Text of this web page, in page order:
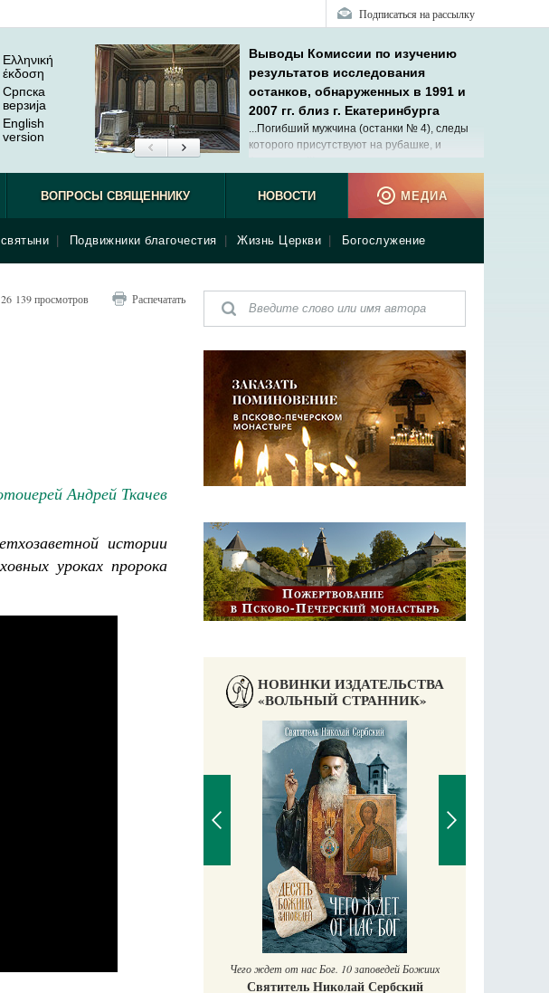
Подписаться на рассылку
Ελληνική
έκδοση
Српска
верзиjа
English
version
Выводы Комиссии по изучению
результатов исследования
останков, обнаруженных в 1991 и
2007 гг. близ г. Екатеринбурга
...Погибший мужчина (останки № 4), следы
которого присутствуют на рубашке, и
как отец-сын.
Подвижники благочестия Жизнь Церкви Богослужение
ВОПРОСЫ СВЯЩЕННИКУ НОВОСТИ МЕДИА
26 139 просмотров Распечатать
Андрей Ткачев
истории
уроках пророка
НОВИНКИ ИЗДАТЕЛЬСТВА
«ВОЛЬНЫЙ СТРАННИК»
Православный мальчик
Екатерина Баканова